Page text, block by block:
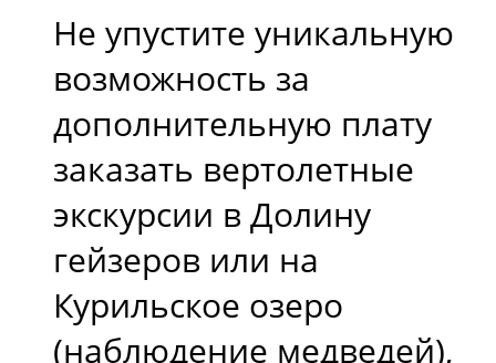
Не упустите уникальную
возможность за
дополнительную плату
заказать вертолетные
экскурсии в Долину
гейзеров или на
Курильское озеро
(наблюдение медведей),